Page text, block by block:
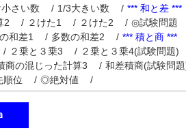
さい数 / 1/3大きい数 / *** 和と差 ***
2 / ２けた1 / ２けた2 / ◎試験問題
和差1 / 多数の和差2 / *** 積と商 ***
/ ２乗と３乗3 / ２乗と３乗4(試験問題)
商の混じった計算3 / 和差積商(試験問
順位 / ◎絶対値 /